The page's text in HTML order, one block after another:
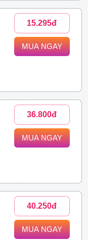
15.295đ
MUA NGAY
36.800đ
MUA NGAY
40.250đ
MUA NGAY